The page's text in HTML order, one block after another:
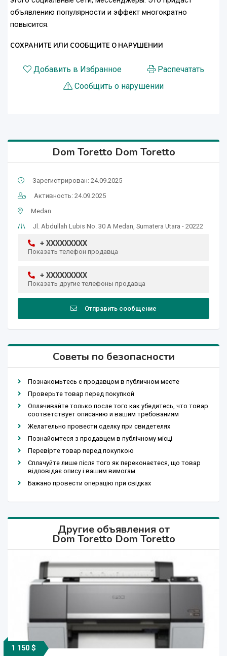
объявлению популярности и эффект многократно
повысится.
СОХРАНИТЕ ИЛИ СООБЩИТЕ О НАРУШЕНИИ
Добавить в Избранное
Распечатать
Сообщить о нарушении
Dom Toretto Dom Toretto
Зарегистрирован: 24.09.2025
Активность: 24.09.2025
Medan
Jl. Abdullah Lubis No. 30 A Medan, Sumatera Utara - 20222
+ XXXXXXXXX
Показать телефон продавца
+ XXXXXXXXX
Показать другие телефоны продавца
Отправить сообщение
Советы по безопасности
Познакомьтесь с продавцом в публичном месте
Проверьте товар перед покупкой
Оплачивайте только после того как убедитесь, что товар
соответствует описанию и вашим требованиям
Желательно провести сделку при свидетелях
Познайомтеся з продавцем в публічному місці
Перевірте товар перед покупкою
Сплачуйте лише після того як переконаєтеся, що товар
відповідає опису і вашим вимогам
Бажано провести операцію при свідках
Другие объявления от
Dom Toretto Dom Toretto
2 880 $
1 499 $
725 $
5 310 $
1 150 $ 2 150 $
1 525 $
2 125 $
7 925 $
2 880 $
1 499 $